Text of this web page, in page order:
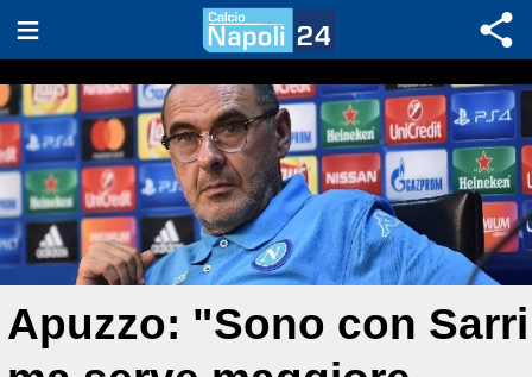
Apuzzo: "Sono con Sarri